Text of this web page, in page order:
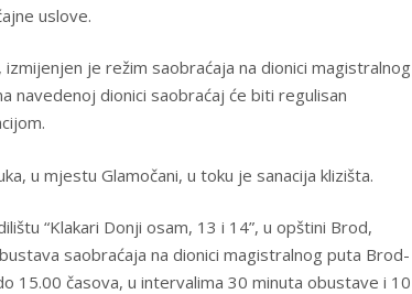
uslove.
je režim saobraćaja na dionici magistralnog
navedenoj dionici saobraćaj će biti regulisan
u mjestu Glamočani, u toku je sanacija klizišta.
“Klakari Donji osam, 13 i 14”, u opštini Brod,
saobraćaja na dionici magistralnog puta Brod-
15.00 časova, u intervalima 30 minuta obustave i 10